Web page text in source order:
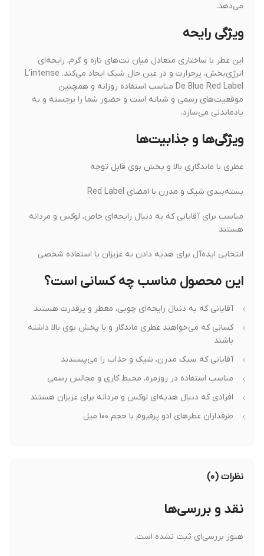
می‌دهد.
ویژگی رایحه
این عطر با ساختاری متعادل میان نت‌های تازه و گرم، رایحه‌ای
انرژی‌بخش، پرحرارت و در عین حال شیک ایجاد می‌کند. L’intense
De Blue Red Label مناسب استفاده روزانه و همچنین
موقعیت‌های رسمی و شبانه است و حضور شما را برجسته و به
یادماندنی می‌سازد.
ویژگی‌ها و جذابیت‌ها
عطری با ماندگاری بالا و پخش بوی قابل توجه
بسته‌بندی شیک و مدرن با امضای Red Label
مناسب برای آقایانی که به دنبال رایحه‌ای خاص، لوکس و مردانه
هستند
انتخابی ایده‌آل برای هدیه دادن به عزیزان یا استفاده شخصی
این محصول مناسب چه کسانی است؟
آقایانی که به دنبال رایحه‌ای چوبی، معطر و پرقدرت هستند
کسانی که می‌خواهند عطری ماندگار و با پخش بوی بالا داشته
باشند
آقایانی که سبک مدرن، شیک و جذاب را می‌پسندند
مناسب استفاده در روزمره، محیط کاری و مجالس رسمی
افرادی که دنبال هدیه‌ای لوکس و مردانه برای عزیزان هستند
طرفداران عطرهای ادو پرفیوم با حجم ۱۰۰ میل
نظرات (۰)
نقد و بررسی‌ها
هنوز بررسی‌ای ثبت نشده است.